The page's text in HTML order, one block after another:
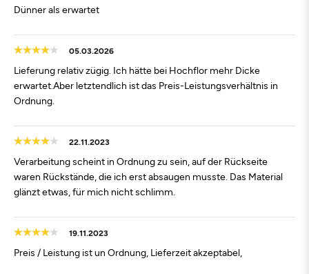
Dünner als erwartet
05.03.2026
Lieferung relativ zügig. Ich hätte bei Hochflor mehr Dicke
erwartet.Aber letztendlich ist das Preis-Leistungsverhältnis in
Ordnung.
22.11.2023
Verarbeitung scheint in Ordnung zu sein, auf der Rückseite
waren Rückstände, die ich erst absaugen musste. Das Material
glänzt etwas, für mich nicht schlimm.
19.11.2023
Preis / Leistung ist un Ordnung, Lieferzeit akzeptabel,